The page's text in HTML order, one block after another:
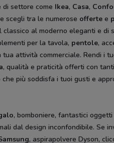
settore come Ikea, Casa,
scegli tra le numerose offerte e
al moderno eleganti e di
per la tavola, pentole,
attività commerciale. Rendi i
, qualità e praticità offerti con
più soddisfa i tuoi gusti e
, bomboniere, fantastici
dal design inconfondibile. Se
, aspirapolvere Dyson,